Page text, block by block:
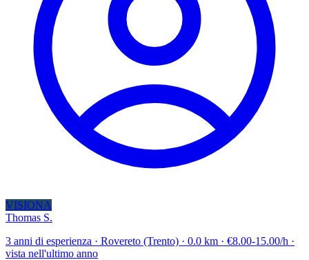
VISIONA
Thomas S.
3 anni di esperienza · Rovereto (Trento) · 0.0 km · €8.00-15.00/h ·
vista nell'ultimo anno